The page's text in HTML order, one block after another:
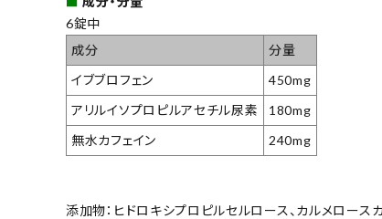
6錠中
成分
分量
イブブロフェン
450mg
アリルイソプロピルアセチル尿素
180mg
無水カフェイン
240mg
添加物：ヒドロキシプロピルセルロース、カルメロース